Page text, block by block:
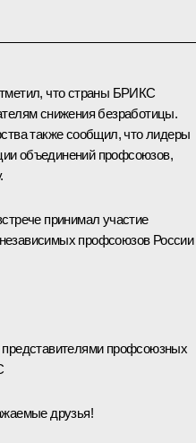
что страны БРИКС
снижения безработицы.
также сообщил, что лидеры
объединений профсоюзов,
принимал участие
профсоюзов России
представителями профсоюзных
друзья!